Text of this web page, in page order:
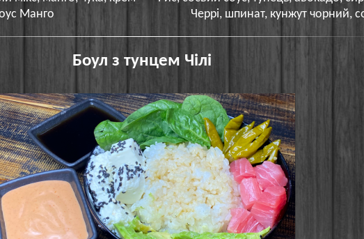
Манго
Черрі, шпинат, кунжут чорний,
Боул з тунцем Чілі